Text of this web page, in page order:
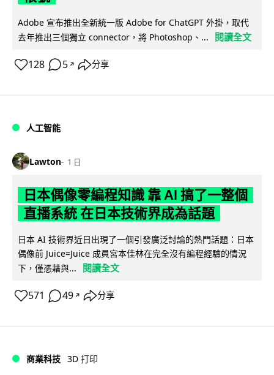
Adobe 宣布推出全新統一版 Adobe for ChatGPT 外掛，取代
去年推出三個獨立 connector，將 Photoshop、...
閱讀全文
128 5 ↗ 分享
人工智能
Lawton 1 日
日本偶像零編程知識 靠 AI 搞了一整個
直播系統 在日本技術界成為話題
日本 AI 技術界近日出現了一個引發廣泛討論的熱門話題：日本
偶像前 Juice=Juice 成員宮本佳林在完全沒有編程經驗的情況
下，僅憑藉與...
閱讀全文
571 49 ↗ 分享
商業科技 3D 打印